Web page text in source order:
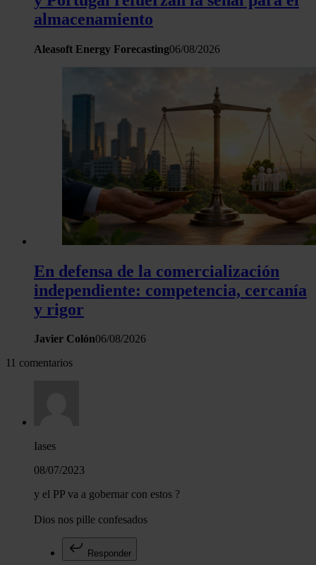
almacenamiento
Aleasoft Energy Forecasting06/08/2026
En defensa de la comercialización
independiente: competencia, cercanía
y rigor
Javier Colón06/08/2026
11 comentarios
Iases
08/07/2023
y el PP va a gobernar con estos ?
Dios nos pille confesados
Responder